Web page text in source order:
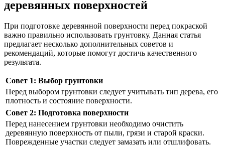
деревянных поверхностей
При подготовке деревянной поверхности перед покраской
важно правильно использовать грунтовку. Данная статья
предлагает несколько дополнительных советов и
рекомендаций, которые помогут достичь качественного
результата.
Совет 1: Выбор грунтовки
Перед выбором грунтовки следует учитывать тип дерева, его
плотность и состояние поверхности.
Совет 2: Подготовка поверхности
Перед нанесением грунтовки необходимо очистить
деревянную поверхность от пыли, грязи и старой краски.
Поврежденные участки следует замазать или отшлифовать.